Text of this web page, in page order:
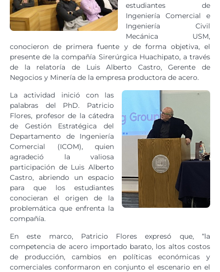
estudiantes de
Ingeniería Comercial e
Ingeniería Civil
Mecánica USM,
conocieron de primera fuente y de forma objetiva, el
presente de la compañía Sirerúrgica Huachipato, a través
de la relatoría de Luis Alberto Castro, Gerente de
Negocios y Minería de la empresa productora de acero.
La actividad inició con las
palabras del PhD. Patricio
Flores, profesor de la cátedra
de Gestión Estratégica del
Departamento de Ingeniería
Comercial (ICOM), quien
agradeció la valiosa
participación de Luis Alberto
Castro, abriendo un espacio
para que los estudiantes
conocieran el origen de la
problemática que enfrenta la
compañía.
En este marco, Patricio Flores expresó que, “la
competencia de acero importado barato, los altos costos
de producción, cambios en políticas económicas y
comerciales conformaron en conjunto el escenario en el